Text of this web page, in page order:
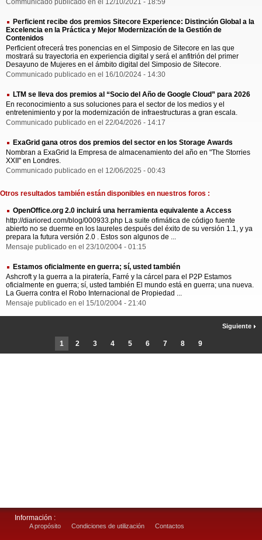
Communicado publicado en el 12/10/2021 - 18:59
Perficient recibe dos premios Sitecore Experience: Distinción Global a la
Excelencia en la Práctica y Mejor Modernización de la Gestión de
Contenidos
Perficient ofrecerá tres ponencias en el Simposio de Sitecore en las que
mostrará su trayectoria en experiencia digital y será el anfitrión del primer
Desayuno de Mujeres en el ámbito digital del Simposio de Sitecore.
Communicado publicado en el 16/10/2024 - 14:30
LTM se lleva dos premios al “Socio del Año de Google Cloud” para 2026
En reconocimiento a sus soluciones para el sector de los medios y el
entretenimiento y por la modernización de infraestructuras a gran escala.
Communicado publicado en el 22/04/2026 - 14:17
ExaGrid gana otros dos premios del sector en los Storage Awards
Nombran a ExaGrid la Empresa de almacenamiento del año en "The Storries
XXII" en Londres.
Communicado publicado en el 12/06/2025 - 00:43
Otros resultados también están disponibles en nuestros foros :
OpenOffice.org 2.0 incluirá una herramienta equivalente a Access
http://diariored.com/blog/000933.php La suite ofimática de código fuente
abierto no se duerme en los laureles después del éxito de su versión 1.1, y ya
prepara la futura versión 2.0 . Estos son algunos de ...
Mensaje publicado en el 23/10/2004 - 01:15
Estamos oficialmente en guerra; sí, usted también
Ashcroft y la guerra a la piratería, Farré y la cárcel para el P2P Estamos
oficialmente en guerra; sí, usted también El mundo está en guerra; una nueva.
La Guerra contra el Robo Internacional de Propiedad ...
Mensaje publicado en el 15/10/2004 - 21:40
1 2 3 4 5 6 7 8 9
Siguiente
Información :
A propósito Condiciones de utilización Contactos